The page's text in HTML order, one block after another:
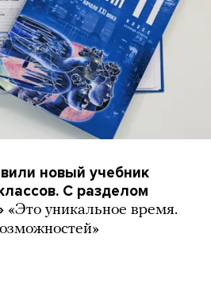
новый учебник
С разделом
«Это уникальное время.